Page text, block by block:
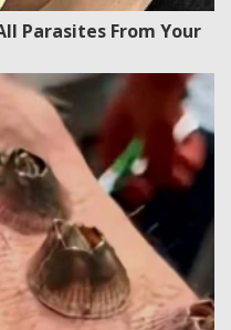
Parasites From Your